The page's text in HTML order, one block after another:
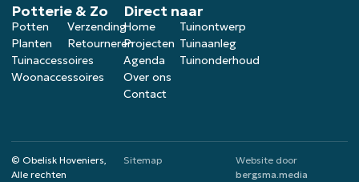
Potterie & Zo
Potten
Planten
Tuinaccessoires
Woonaccessoires
Verzending
Retourneren
Direct naar
Home
Projecten
Agenda
Over ons
Contact
Tuinontwerp
Tuinaanleg
Tuinonderhoud
© Obelisk Hoveniers,
Alle rechten
Sitemap
Website door
bergsma.media